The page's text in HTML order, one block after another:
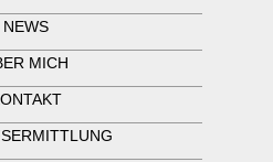
NEWS
MICH